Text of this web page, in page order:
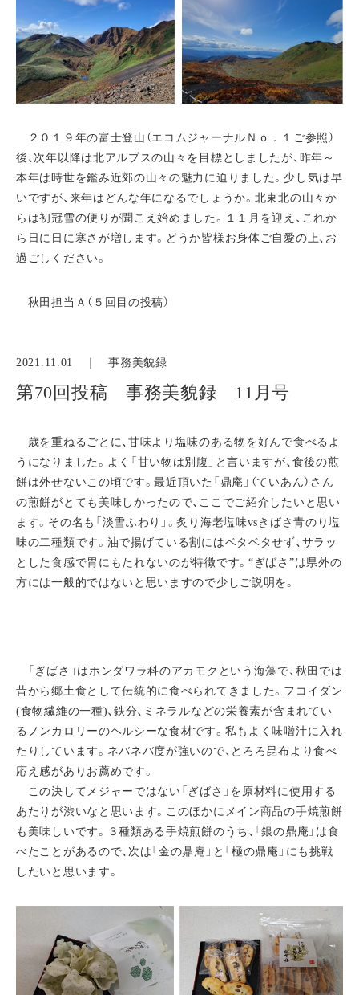
２０１９年の富士登山（エコムジャーナルＮｏ．１ご参照）
後、次年以降は北アルプスの山々を目標としましたが、昨年～
本年は時世を鑑み近郊の山々の魅力に迫りました。少し気は早
いですが、来年はどんな年になるでしょうか。北東北の山々か
らは初冠雪の便りが聞こえ始めました。１１月を迎え、これか
ら日に日に寒さが増します。どうか皆様お身体ご自愛の上、お
過ごしください。
秋田担当Ａ（５回目の投稿）
2021.11.01 ｜事務美貌録
第70回投稿 事務美貌録 11月号
歳を重ねるごとに、甘味より塩味のある物を好んで食べるよ
うになりました。よく「甘い物は別腹」と言いますが、食後の煎
餅は外せないこの頃です。最近頂いた「鼎庵」（ていあん）さん
の煎餅がとても美味しかったので、ここでご紹介したいと思い
ます。その名も「淡雪ふわり」。炙り海老塩味vsきばさ青のり塩
味の二種類です。油で揚げている割にはベタベタせず、サラッ
とした食感で胃にもたれないのが特徴です。“ぎばさ”は県外の
方には一般的ではないと思いますので少しご説明を。
「ぎばさ」はホンダワラ科のアカモクという海藻で、秋田では
昔から郷土食として伝統的に食べられてきました。フコイダン
(食物繊維の一種)、鉄分、ミネラルなどの栄養素が含まれてい
るノンカロリーのヘルシーな食材です。私もよく味噌汁に入れ
たりしています。ネバネバ度が強いので、とろろ昆布より食べ
応え感がありお薦めです。
この決してメジャーではない「ぎばさ」を原材料に使用する
あたりが渋いなと思います。このほかにメイン商品の手焼煎餅
も美味しいです。３種類ある手焼煎餅のうち、「銀の鼎庵」は食
べたことがあるので、次は「金の鼎庵」と「極の鼎庵」にも挑戦
したいと思います。